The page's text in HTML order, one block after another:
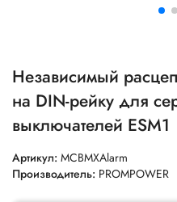
Независимый
на DIN-рейку для
выключателей ESM1
Артикул: MCBMXAlarm
Производитель: PROMPOWER